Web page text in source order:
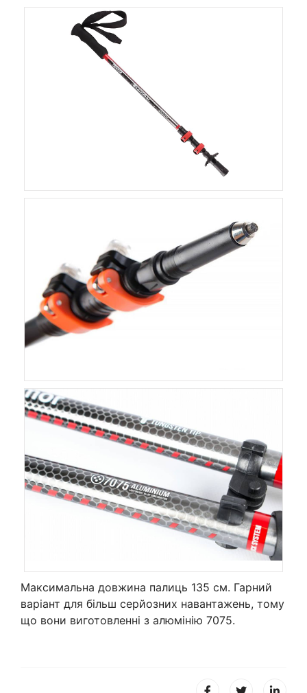
Максимальна довжина палиць 135 см. Гарний
варіант для більш серйозних навантажень, тому
що вони виготовленні з алюмінію 7075.